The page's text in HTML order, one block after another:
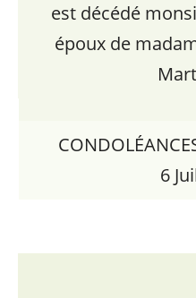
est décédé
époux de
6